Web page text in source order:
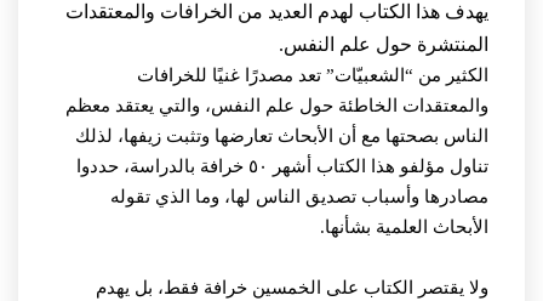
يهدف هذا الكتاب لهدم العديد من الخرافات والمعتقدات
المنتشرة حول علم النفس.
الكثير من “الشعبيّات” تعد مصدرًا غنيًا للخرافات
والمعتقدات الخاطئة حول علم النفس، والتي يعتقد معظم
الناس بصحتها مع أن الأبحاث تعارضها وتثبت زيفها، لذلك
تناول مؤلفو هذا الكتاب أشهر ٥٠ خرافة بالدراسة، حددوا
مصادرها وأسباب تصديق الناس لها، وما الذي تقوله
الأبحاث العلمية بشأنها.
ولا يقتصر الكتاب على الخمسين خرافة فقط، بل يهدم